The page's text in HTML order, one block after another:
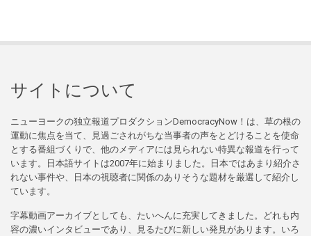
サイトについて
ニューヨークの独立報道プロダクションDemocracyNow！は、草の根の
運動に焦点を当て、見過ごされがちな当事者の声をとどけることを使命
とする番組づくりで、他のメディアには見られない特異な報道を行って
います。日本語サイトは2007年に始まりました。日本ではあまり紹介さ
れない事件や、日本の視聴者に関係のありそうな題材を厳選して紹介し
ています。
字幕動画アーカイブとしても、たいへんに充実してきました。どれも内
容の濃いインタビューであり、見るたびに新しい発見があります。いろ